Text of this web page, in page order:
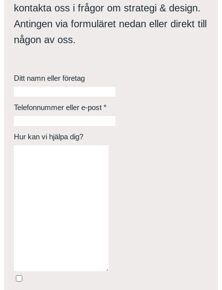
kontakta oss i frågor om strategi & design.
Antingen via formuläret nedan eller direkt till
någon av oss.
Ditt namn eller företag
Telefonnummer eller e-post *
Hur kan vi hjälpa dig?